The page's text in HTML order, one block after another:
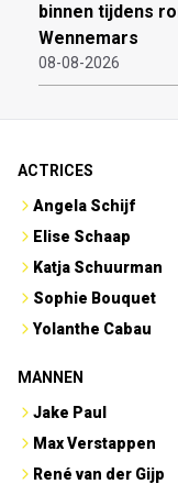
binnen tijdens
Wennemars
08-08-2026
ACTRICES
Angela Schijf
Elise Schaap
Katja Schuurman
Sophie Bouquet
Yolanthe Cabau
MANNEN
Jake Paul
Max Verstappen
René van der Gijp